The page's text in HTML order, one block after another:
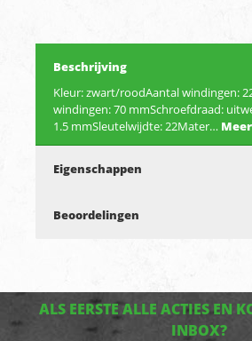
Beschrijving
Kleur: zwart/roodAantal windingen:
windingen: 70 mmSchroefdraad:
1.5 mmSleutelwijdte: 22Mater… Meer
Eigenschappen
Beoordelingen
ALS EERSTE ALLE ACTIES EN
INBOX?